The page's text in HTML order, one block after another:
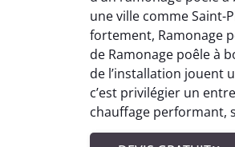
une ville comme Saint-
fortement, Ramonage
de Ramonage poêle à
de l’installation jouent
c’est privilégier un
chauffage performant,